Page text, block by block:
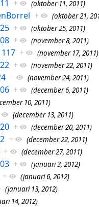
+ (oktober 11, 2011)
+ (oktober 21,
+ (oktober 25, 2011)
+ (november 8, 2011)
+ (november 17, 2011)
+ (november 22, 2011)
+ (november 24, 2011)
+ (december 6, 2011)
10, 2011)
(december 13, 2011)
+ (december 20, 2011)
+ (december 22, 2011)
+ (december 27, 2011)
+ (januari 3, 2012)
+ (januari 6, 2012)
(januari 13, 2012)
14, 2012)